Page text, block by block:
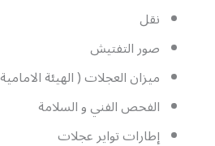
نقل
صور التفتيش
ميزان العجلات ( الهيئة الامامية
الفحص الفني و السلامة
إطارات تواير عجلات